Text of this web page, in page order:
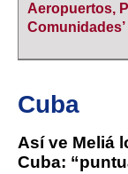
Aeropuertos,
Comunidades’
Cuba
Así ve Meliá
Cuba: